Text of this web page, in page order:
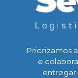
Priorizamos
e
entregar